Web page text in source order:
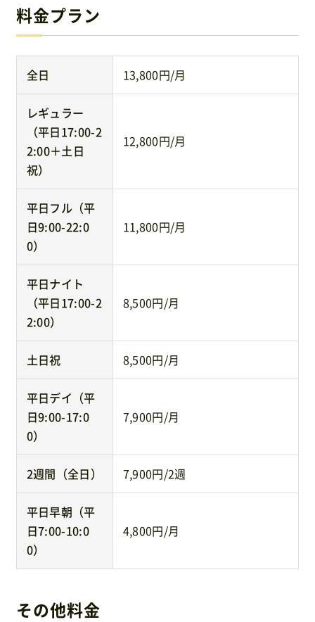
お問い合わせ
料金プラン
全日 13,800円/月
レギュラー
（平日17:00-2
2:00＋土日
祝）
12,800円/月
平日フル（平
日9:00-22:0
0）
11,800円/月
平日ナイト
（平日17:00-2
2:00）
8,500円/月
土日祝 8,500円/月
平日デイ（平
日9:00-17:0
0）
7,900円/月
2週間（全日） 7,900円/2週
平日早朝（平
日7:00-10:0
0）
4,800円/月
その他料金